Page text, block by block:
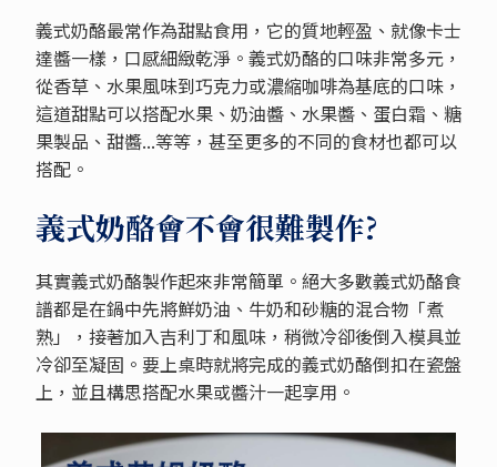
義式奶酪最常作為甜點食用，它的質地輕盈、就像卡士
達醬一樣，口感細緻乾淨。義式奶酪的口味非常多元，
從香草、水果風味到巧克力或濃縮咖啡為基底的口味，
這道甜點可以搭配水果、奶油醬、水果醬、蛋白霜、糖
果製品、甜醬...等等，甚至更多的不同的食材也都可以
搭配。
義式奶酪會不會很難製作?
其實義式奶酪製作起來非常簡單。絕大多數義式奶酪食
譜都是在鍋中先將鮮奶油、牛奶和砂糖的混合物「煮
熟」，接著加入吉利丁和風味，稍微冷卻後倒入模具並
冷卻至凝固。要上桌時就將完成的義式奶酪倒扣在瓷盤
上，並且構思搭配水果或醬汁一起享用。